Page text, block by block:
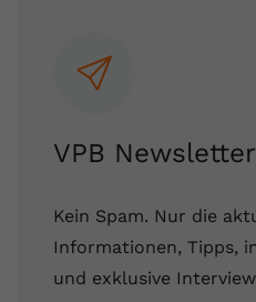
VPB Newsletter
Kein Spam. Nur die
Informationen, Tipps,
und exklusive
Anbieter
Laufzeit Session
Zweck
speichern,